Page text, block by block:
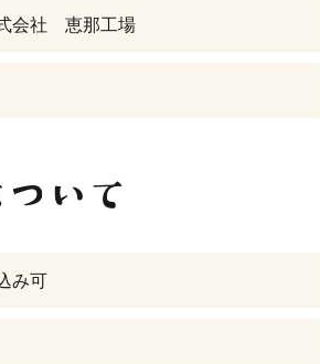
会社 恵那工場
み可